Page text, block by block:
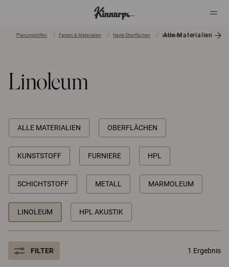
Planungshilfen Farben & Materialien Harte Oberflächen Linoleum
Alle Materialien
Linoleum
ALLE MATERIALIEN OBERFLÄCHEN
KUNSTSTOFF FURNIERE HPL
SCHICHTSTOFF METALL MARMOLEUM
LINOLEUM HPL AKUSTIK
FILTER 1 Ergebnis